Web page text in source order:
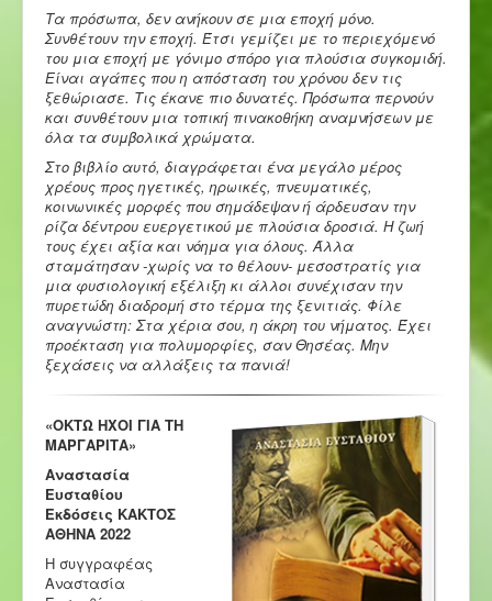
Τα πρόσωπα, δεν ανήκουν σε μια εποχή μόνο.
Συνθέτουν την εποχή. Έτσι γεμίζει με το περιεχόμενό
του μια εποχή με γόνιμο σπόρο για πλούσια συγκομιδή.
Είναι αγάπες που η απόσταση του χρόνου δεν τις
ξεθώριασε. Τις έκανε πιο δυνατές. Πρόσωπα περνούν
και συνθέτουν μια τοπική πινακοθήκη αναμνήσεων με
όλα τα συμβολικά χρώματα.
Στο βιβλίο αυτό, διαγράφεται ένα μεγάλο μέρος
χρέους προς ηγετικές, ηρωικές, πνευματικές,
κοινωνικές μορφές που σημάδεψαν ή άρδευσαν την
ρίζα δέντρου ευεργετικού με πλούσια δροσιά. Η ζωή
τους έχει αξία και νόημα για όλους. Άλλα
σταμάτησαν -χωρίς να το θέλουν- μεσοστρατίς για
μια φυσιολογική εξέλιξη κι άλλοι συνέχισαν την
πυρετώδη διαδρομή στο τέρμα της ξενιτιάς. Φίλε
αναγνώστη: Στα χέρια σου, η άκρη του νήματος. Έχει
προέκταση για πολυμορφίες, σαν Θησέας. Μην
ξεχάσεις να αλλάξεις τα πανιά!
«ΟΚΤΩ ΗΧΟΙ ΓΙΑ ΤΗ
ΜΑΡΓΑΡΙΤΑ»
Αναστασία
Ευσταθίου
Εκδόσεις ΚΑΚΤΟΣ
ΑΘΗΝΑ 2022
Η συγγραφέας
Αναστασία